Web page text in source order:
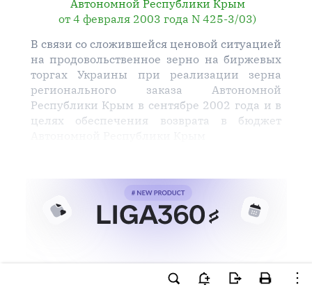
Автономной Республики Крым
от 4 февраля 2003 года N 425-3/03)
В связи со сложившейся ценовой ситуацией
на продовольственное зерно на биржевых
торгах Украины при реализации зерна
регионального заказа Автономной
Республики Крым в сентябре 2002 года и в
целях обеспечения возврата в бюджет